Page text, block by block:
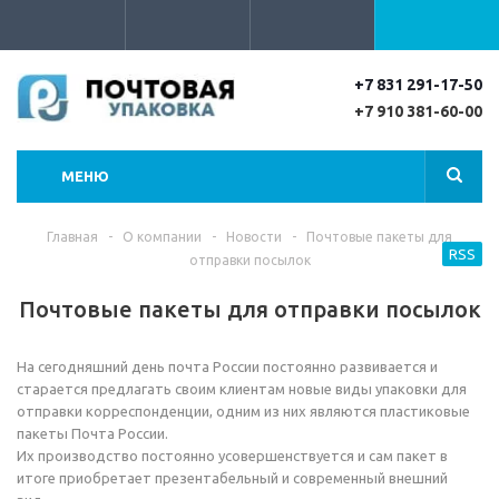
+7 831 291-17-50
+7 910 381-60-00
МЕНЮ
Главная - О компании - Новости -
Почтовые пакеты для
отправки посылок
Почтовые пакеты для отправки посылок
RSS
На сегодняшний день почта России постоянно развивается и
старается предлагать своим клиентам новые виды упаковки для
отправки корреспонденции, одним из них являются пластиковые
пакеты Почта России.
Их производство постоянно усовершенствуется и сам пакет в
итоге приобретает презентабельный и современный внешний